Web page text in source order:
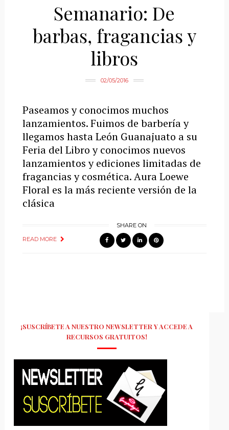
Semanario: De
barbas, fragancias y
libros
02/05/2016
Paseamos y conocimos muchos
lanzamientos. Fuimos de barbería y
llegamos hasta León Guanajuato a su
Feria del Libro y conocimos nuevos
lanzamientos y ediciones limitadas de
fragancias y cosmética. Aura Loewe
Floral es la más reciente versión de la
clásica
READ MORE
SHARE ON
¡SUSCRÍBETE A NUESTRO NEWSLETTER Y ACCEDE A
RECURSOS GRATUITOS!